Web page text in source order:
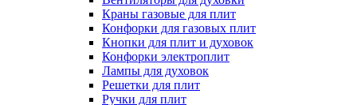
Краны газовые для плит
Конфорки для газовых плит
Кнопки для плит и духовок
Конфорки электроплит
Лампы для духовок
Решетки для плит
Ручки для плит